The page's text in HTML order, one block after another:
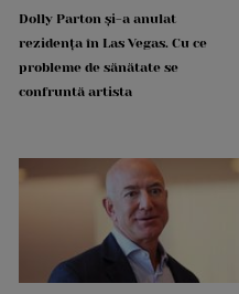
Dolly Parton și-a anulat
rezidența în Las Vegas. Cu ce
probleme de sănătate se
confruntă artista